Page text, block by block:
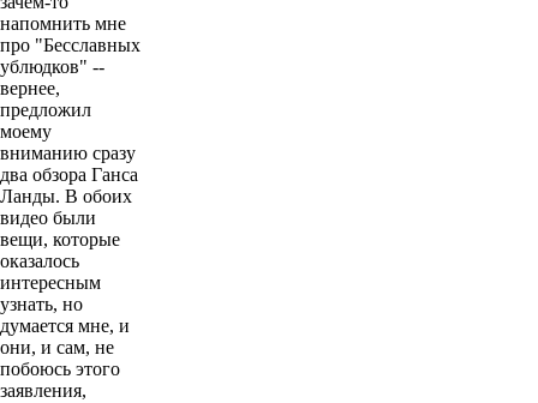
напомнить мне
про "Бесславных
ублюдков" --
вернее,
предложил
моему
вниманию сразу
два обзора Ганса
Ланды. В обоих
видео были
вещи, которые
оказалось
интересным
узнать, но
думается мне, и
они, и сам, не
побоюсь этого
заявления,